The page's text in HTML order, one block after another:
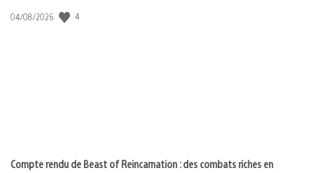
Date
04/08/2026 4
Compte rendu de Beast of Reincarnation : des combats riches en